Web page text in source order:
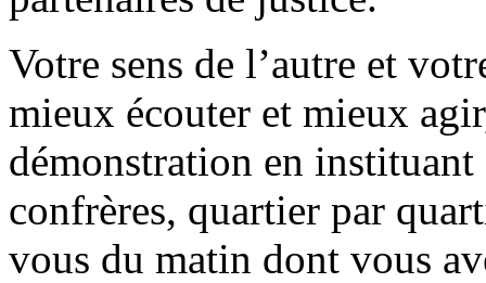
Votre sens de l’autre et
mieux écouter et mieux
démonstration en instituant
confrères, quartier par
vous du matin dont vous